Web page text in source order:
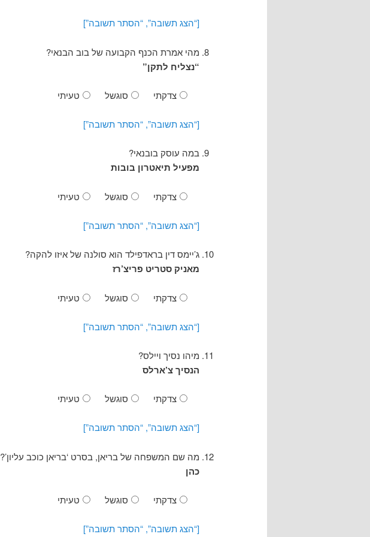
[“הצג תשובה”, “הסתר תשובה”]
מהי אמרת הכנף הקבועה של בוב הבנאי?
“נצליח לתקן”
צדקתי סוגשל טעיתי
[“הצג תשובה”, “הסתר תשובה”]
במה עוסק בובנאי?
מפעיל תיאטרון בובות
צדקתי סוגשל טעיתי
[“הצג תשובה”, “הסתר תשובה”]
ג’יימס דין בראדפילד הוא סולנה של איזו להקה?
מאניק סטריט פריצ’רז
צדקתי סוגשל טעיתי
[“הצג תשובה”, “הסתר תשובה”]
מיהו נסיך ויילס?
הנסיך צ’ארלס
צדקתי סוגשל טעיתי
[“הצג תשובה”, “הסתר תשובה”]
מה שם המשפחה של בריאן, בסרט ‘בריאן כוכב עליון’?
כהן
צדקתי סוגשל טעיתי
[“הצג תשובה”, “הסתר תשובה”]